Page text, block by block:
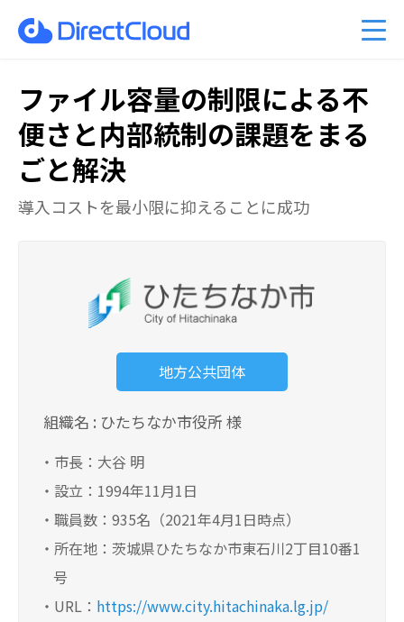
のクラウド移行 ファイル共有・コラボレーション
Business 料金プラン DirectCloud AIの料金プラン
ント情報
あるご質問
ファイル容量の制限による不
便さと内部統制の課題をまる
ごと解決
導入コストを最小限に抑えることに成功
地方公共団体
組織名 : ひたちなか市役所 様
・市長：大谷 明
・設立：1994年11月1日
・職員数：935名（2021年4月1日時点）
・所在地：茨城県ひたちなか市東石川2丁目10番1
号
・URL： https://www.city.hitachinaka.lg.jp/